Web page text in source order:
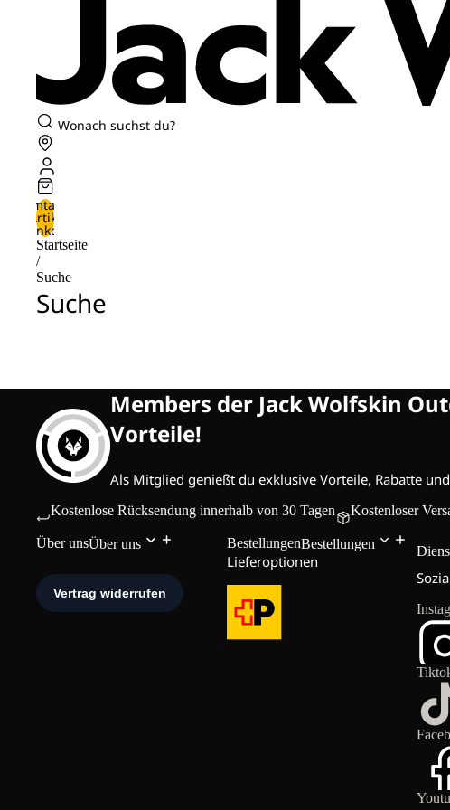
Wonach suchst du?
Gesamtanzahl
der Artikel im
Warenkorb: 0
Startseite
/
Suche
Suche
Members der Jack Wolfskin
Vorteile!
Als Mitglied genießt du exklusive Vorteile, Rabatte
Kostenlose Rücksendung innerhalb von 30 Tagen Kostenloser
Über unsÜber uns BestellungenBestellungen
Lieferoptionen